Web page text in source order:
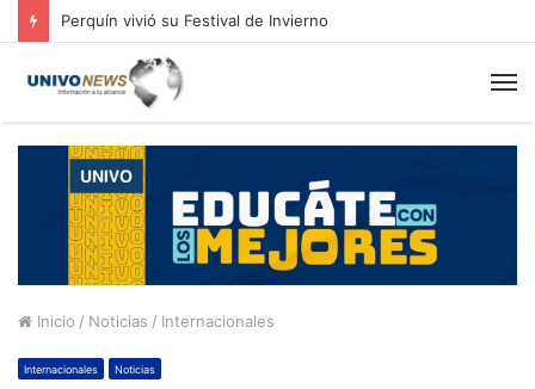
Perquín vivió su Festival de Invierno
Inicio / Noticias / Internacionales
Internacionales Noticias